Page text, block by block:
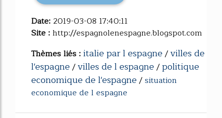
Date: 2019-03-08 17:40:11
Site :http://espagnolenespagne.blogspot.com
Thèmes liés :italie par l espagne/villes de
l'espagne/villes de l espagne/politique
economique de l'espagne/situation
economique de l espagne